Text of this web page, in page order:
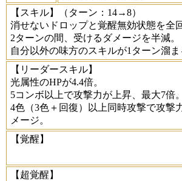
【スキル】
（ターン：14→8）
消せないドロップと覚醒無効状態を全
2ターンの間、受けるダメージを半減。
自分以外の味方のスキルが1ターン溜ま
【リーダースキル】
光属性のHPが4.4倍。
5コンボ以上で攻撃力が上昇、最大7倍。
4色（3色＋回復）以上同時攻撃で攻撃
メージ。
【覚醒】
【超覚醒】